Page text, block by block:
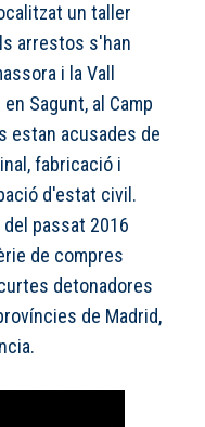
un taller
arrestos s'han
i la Vall
Sagunt, al Camp
estan acusades de
fabricació i
d'estat civil.
passat 2016
de compres
detonadores
de Madrid,